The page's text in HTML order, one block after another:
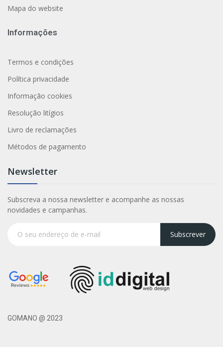
Mapa do website
Informações
Termos e condições
Política privacidade
Informação cookies
Resolução litígios
Livro de reclamações
Métodos de pagamento
Newsletter
Subscreva a nossa newsletter e acompanhe as nossas
novidades e campanhas.
Subscrever
GOMANO @ 2023